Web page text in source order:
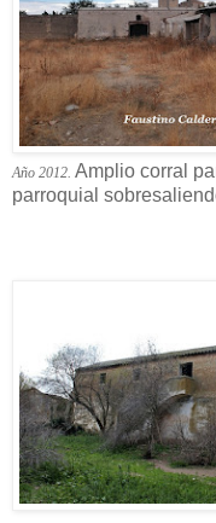
Año 2012. Amplio corral
parroquial